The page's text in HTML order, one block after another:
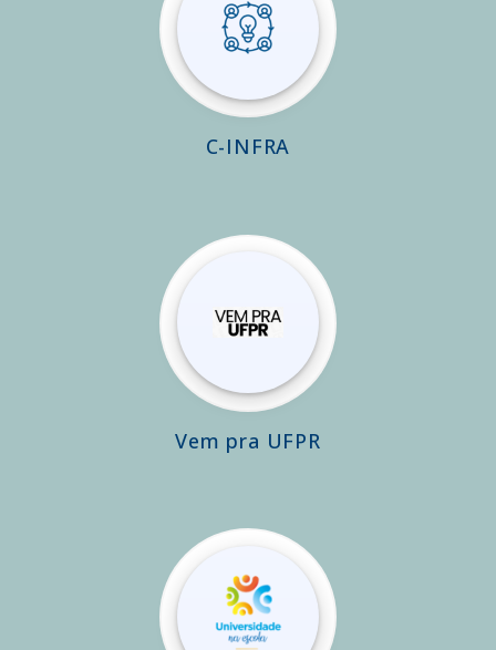
C-INFRA
Vem pra UFPR